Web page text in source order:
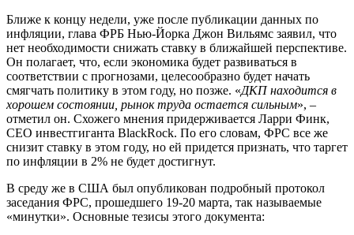
Ближе к концу недели, уже после публикации данных по
инфляции, глава ФРБ Нью-Йорка Джон Вильямс заявил, что
нет необходимости снижать ставку в ближайшей перспективе.
Он полагает, что, если экономика будет развиваться в
соответствии с прогнозами, целесообразно будет начать
смягчать политику в этом году, но позже. «ДКП находится в
хорошем состоянии, рынок труда остается сильным», –
отметил он. Схожего мнения придерживается Ларри Финк,
CEO инвестгиганта BlackRock. По его словам, ФРС все же
снизит ставку в этом году, но ей придется признать, что таргет
по инфляции в 2% не будет достигнут.
В среду же в США был опубликован подробный протокол
заседания ФРС, прошедшего 19-20 марта, так называемые
«минутки». Основные тезисы этого документа: